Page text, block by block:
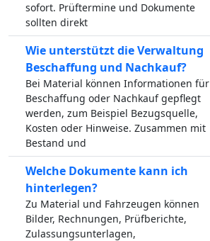
sofort. Prüftermine und Dokumente
sollten direkt
Wie unterstützt die Verwaltung
Beschaffung und Nachkauf?
Bei Material können Informationen für
Beschaffung oder Nachkauf gepflegt
werden, zum Beispiel Bezugsquelle,
Kosten oder Hinweise. Zusammen mit
Bestand und
Welche Dokumente kann ich
hinterlegen?
Zu Material und Fahrzeugen können
Bilder, Rechnungen, Prüfberichte,
Zulassungsunterlagen,